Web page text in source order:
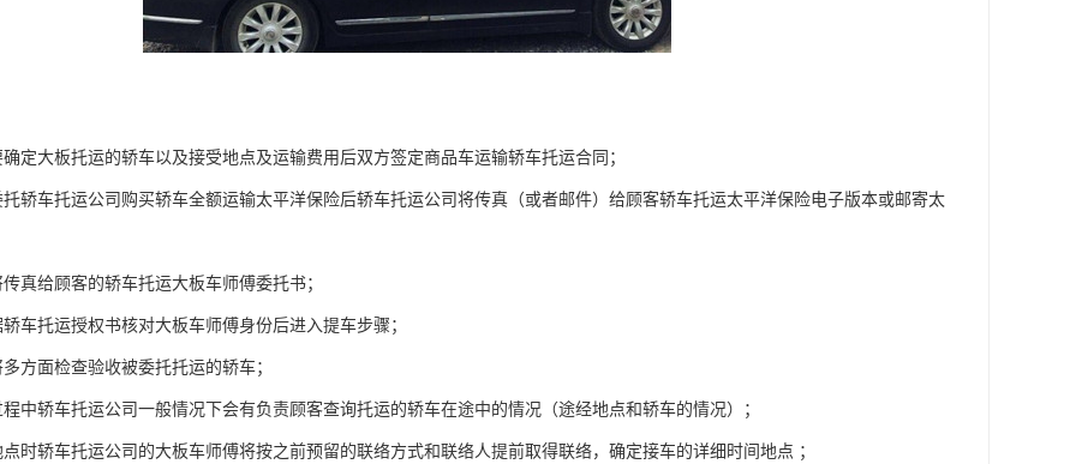
定大板托运的轿车以及接受地点及运输费用后双方签定商品车运输轿车托运合同；
轿车托运公司购买轿车全额运输太平洋保险后轿车托运公司将传真（或者邮件）给顾客轿车托运太平洋保险电子版本或邮寄太
真给顾客的轿车托运大板车师傅委托书；
车托运授权书核对大板车师傅身份后进入提车步骤；
方面检查验收被委托托运的轿车；
中轿车托运公司一般情况下会有负责顾客查询托运的轿车在途中的情况（途经地点和轿车的情况）；
时轿车托运公司的大板车师傅将按之前预留的联络方式和联络人提前取得联络，确定接车的详细时间地点 ；